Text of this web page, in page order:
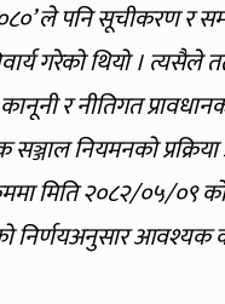
ले पनि सूचीकरण र
गरेको थियो । त्यसैले
र नीतिगत
सञ्जाल नियमनको
मिति २०८२/०५/०९ को
निर्णयअनुसार आवश्यक